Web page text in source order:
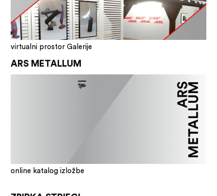
virtualni prostor Galerije
ARS METALLUM
online katalog izložbe